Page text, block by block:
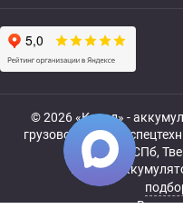
© 2026 «Катод» -
грузовой, мото- и
МСК, СПб,
Купить
Все